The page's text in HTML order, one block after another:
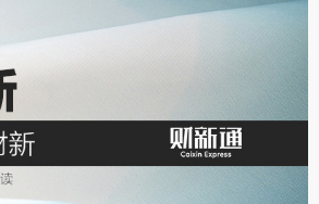
府对产品的售后追踪系统比较完
更何况美国对违法行为举报的奖励
兴案件的中兴美国内部举报人，或